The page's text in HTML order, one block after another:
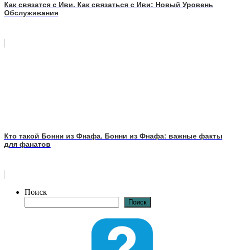
Как связатся с Иви. Как связаться с Иви: Новый Уровень
Обслуживания
Кто такой Бонни из Фнафа. Бонни из Фнафа: важные факты
для фанатов
Поиск
Поиск